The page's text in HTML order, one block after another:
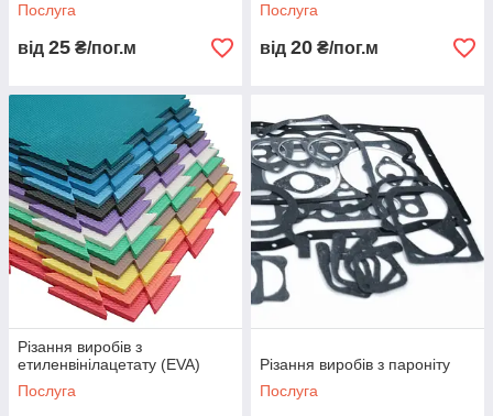
Послуга
від 25 ₴/пог.м
Послуга
від 20 ₴/пог.м
Різання виробів з
етиленвінілацетату (EVA)
Послуга
Різання виробів з пароніту
Послуга